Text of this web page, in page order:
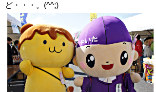
ど・・・。(^^;)